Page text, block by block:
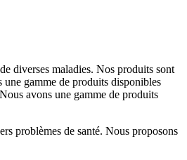
diverses maladies. Nos produits sont
gamme de produits disponibles
avons une gamme de produits
problèmes de santé. Nous proposons